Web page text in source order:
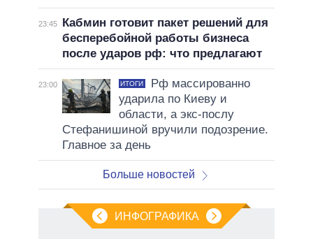
23:45
Кабмин готовит пакет решений для
бесперебойной работы бизнеса
после ударов рф: что предлагают
23:00 ИТОГИ
Рф массированно
ударила по Киеву и
области, а экс-послу
Стефанишиной вручили подозрение.
Главное за день
Больше новостей
ИНФОГРАФИКА